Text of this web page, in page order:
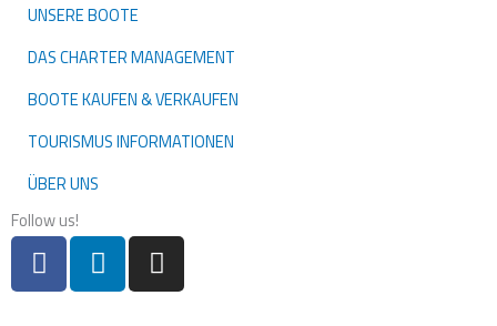
UNSERE BOOTE
DAS CHARTER MANAGEMENT
BOOTE KAUFEN & VERKAUFEN
TOURISMUS INFORMATIONEN
ÜBER UNS
Follow us!
F
a
c
L
i
n
I
n
s